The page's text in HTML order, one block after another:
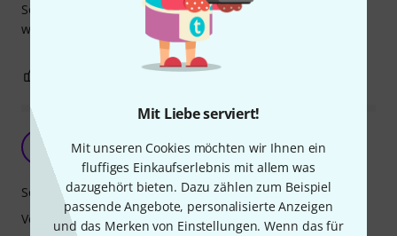
Mit Liebe serviert!
Mit unseren Cookies möchten wir Ihnen ein
fluffiges Einkaufserlebnis mit allem was
dazugehört bieten. Dazu zählen zum Beispiel
passende Angebote, personalisierte Anzeigen
und das Merken von Einstellungen. Wenn das für
Sound dieses Fells für mich ideal ist als Resonanzfell. Ich
werde das Fell wieder kaufen.
BEWERTUNG MELDEN
A Arnidrummer 02.07.2023
Sound
Verarbeitung